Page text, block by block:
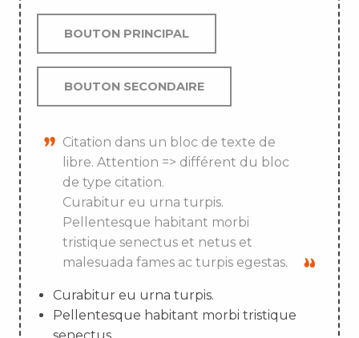
BOUTON PRINCIPAL
BOUTON SECONDAIRE
Citation dans un bloc de texte de
libre. Attention => différent du bloc
de type citation.
Curabitur eu urna turpis.
Pellentesque habitant morbi
tristique senectus et netus et
malesuada fames ac turpis egestas.
Curabitur eu urna turpis.
Pellentesque habitant morbi tristique